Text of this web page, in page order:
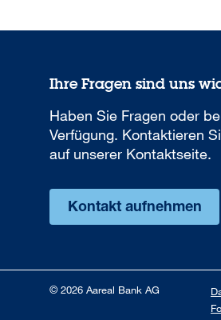
Ihre Fragen sind uns
Haben Sie Fragen oder
Verfügung. Kontaktieren
auf unserer Kontaktseite.
Kontakt aufnehmen
© 2026 Aareal Bank AG